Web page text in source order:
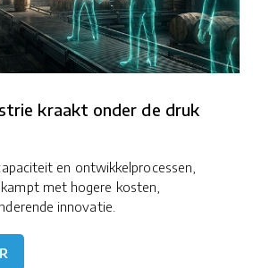
kraakt onder de druk
en ontwikkelprocessen,
met hogere kosten,
innovatie.